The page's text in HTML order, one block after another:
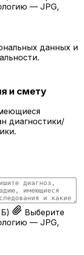
— JPG,
данных и
.
и смету
диагностики/
Выберите
— JPG,